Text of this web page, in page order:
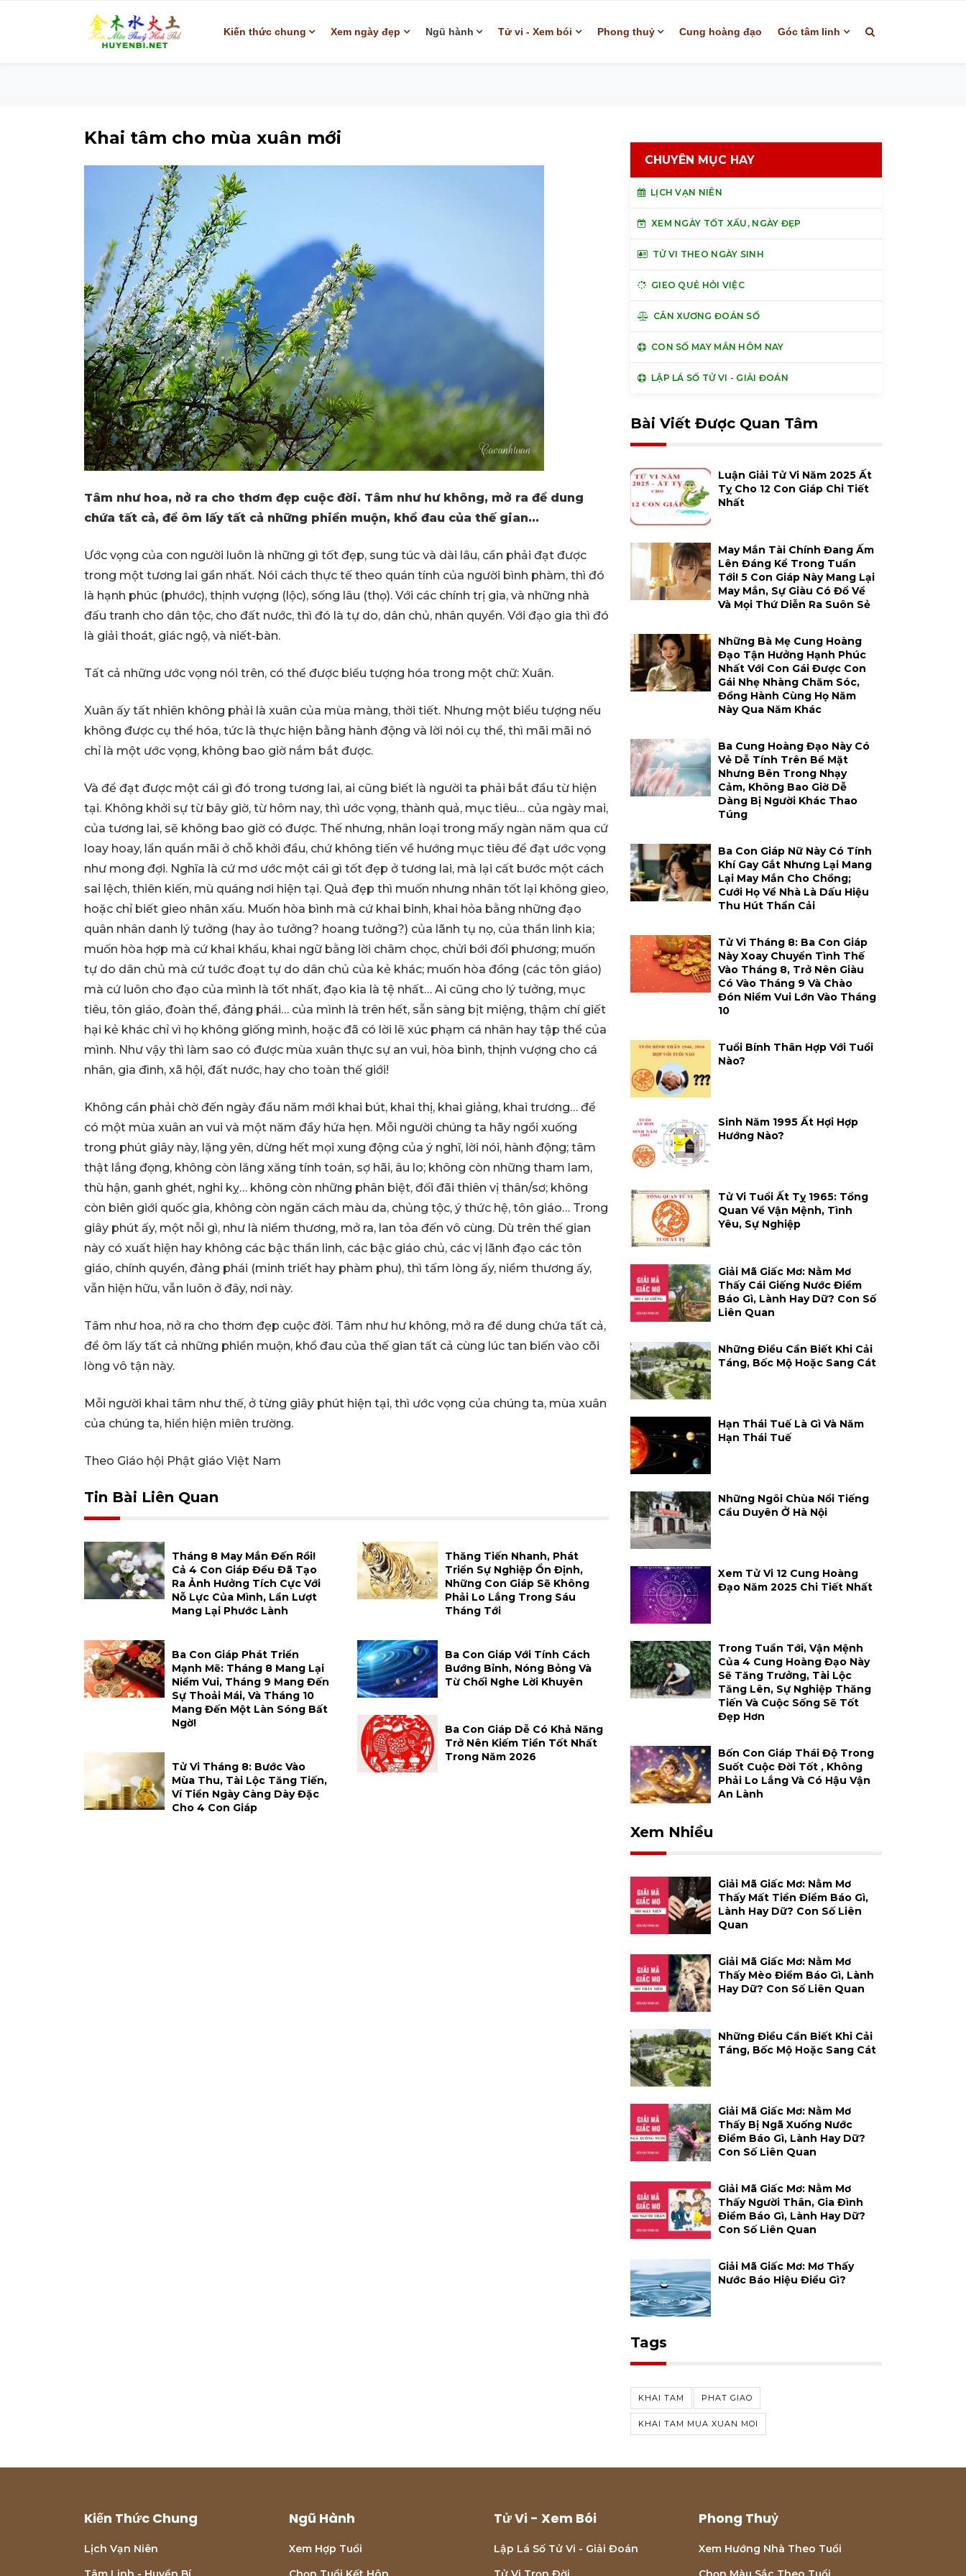
Kiến thức chung Xem ngày đẹp Ngũ hành Tử vi - Xem bói Phong thuỷ Cung hoàng đạo Góc tâm linh
Khai tâm cho mùa xuân mới
Tâm như hoa, nở ra cho thơm đẹp cuộc đời. Tâm như hư không, mở ra để dung
chứa tất cả, để ôm lấy tất cả những phiền muộn, khổ đau của thế gian...
Ước vọng của con người luôn là những gì tốt đẹp, sung túc và dài lâu, cần phải đạt được
trong một tương lai gần nhất. Nói cách thực tế theo quán tính của người bình phàm, thì đó
là hạnh phúc (phước), thịnh vượng (lộc), sống lâu (thọ). Với các chính trị gia, và những nhà
đấu tranh cho dân tộc, cho đất nước, thì đó là tự do, dân chủ, nhân quyền. Với đạo gia thì đó
là giải thoát, giác ngộ, và niết-bàn.
Tất cả những ước vọng nói trên, có thể được biểu tượng hóa trong một chữ: Xuân.
Xuân ấy tất nhiên không phải là xuân của mùa màng, thời tiết. Nhưng một biểu tượng nếu
không được cụ thể hóa, tức là thực hiện bằng hành động và lời nói cụ thể, thì mãi mãi nó
chỉ là một ước vọng, không bao giờ nắm bắt được.
Và để đạt được một cái gì đó trong tương lai, ai cũng biết là người ta phải bắt đầu từ hiện
tại. Không khởi sự từ bây giờ, từ hôm nay, thì ước vọng, thành quả, mục tiêu… của ngày mai,
của tương lai, sẽ không bao giờ có được. Thế nhưng, nhân loại trong mấy ngàn năm qua cứ
loay hoay, lẩn quẩn mãi ở chỗ khởi đầu, chứ không tiến về hướng mục tiêu để đạt ước vọng
như mong đợi. Nghĩa là cứ mơ ước một cái gì tốt đẹp ở tương lai, mà lại cất bước một cách
sai lệch, thiên kiến, mù quáng nơi hiện tại. Quả đẹp thì muốn nhưng nhân tốt lại không gieo,
hoặc chỉ biết gieo nhân xấu. Muốn hòa bình mà cứ khai binh, khai hỏa bằng những đạo
quân nhân danh lý tưởng (hay ảo tưởng? hoang tưởng?) của lãnh tụ nọ, của thần linh kia;
muốn hòa hợp mà cứ khai khẩu, khai ngữ bằng lời châm chọc, chửi bới đối phương; muốn
tự do dân chủ mà cứ tước đoạt tự do dân chủ của kẻ khác; muốn hòa đồng (các tôn giáo)
mà cứ luôn cho đạo của mình là tốt nhất, đạo kia là tệ nhất… Ai cũng cho lý tưởng, mục
tiêu, tôn giáo, đoàn thể, đảng phái… của mình là trên hết, sẵn sàng bịt miệng, thậm chí giết
hại kẻ khác chỉ vì họ không giống mình, hoặc đã có lời lẽ xúc phạm cá nhân hay tập thể của
mình. Như vậy thì làm sao có được mùa xuân thực sự an vui, hòa bình, thịnh vượng cho cá
nhân, gia đình, xã hội, đất nước, hay cho toàn thế giới!
Không cần phải chờ đến ngày đầu năm mới khai bút, khai thị, khai giảng, khai trương… để
có một mùa xuân an vui và một năm đầy hứa hẹn. Mỗi người chúng ta hãy ngồi xuống
trong phút giây này, lặng yên, dừng hết mọi xung động của ý nghĩ, lời nói, hành động; tâm
thật lắng đọng, không còn lăng xăng tính toán, sợ hãi, âu lo; không còn những tham lam,
thù hận, ganh ghét, nghi kỵ… không còn những phân biệt, đối đãi thiên vị thân/sơ; không
còn biên giới quốc gia, không còn ngăn cách màu da, chủng tộc, ý thức hệ, tôn giáo… Trong
giây phút ấy, một nỗi gì, như là niềm thương, mở ra, lan tỏa đến vô cùng. Dù trên thế gian
này có xuất hiện hay không các bậc thần linh, các bậc giáo chủ, các vị lãnh đạo các tôn
giáo, chính quyền, đảng phái (minh triết hay phàm phu), thì tấm lòng ấy, niềm thương ấy,
vẫn hiện hữu, vẫn luôn ở đây, nơi này.
Tâm như hoa, nở ra cho thơm đẹp cuộc đời. Tâm như hư không, mở ra để dung chứa tất cả,
để ôm lấy tất cả những phiền muộn, khổ đau của thế gian tất cả cùng lúc tan biến vào cõi
lòng vô tận này.
Mỗi người khai tâm như thế, ở từng giây phút hiện tại, thì ước vọng của chúng ta, mùa xuân
của chúng ta, hiển hiện miên trường.
Theo Giáo hội Phật giáo Việt Nam
Tin Bài Liên Quan
Tháng 8 May Mắn Đến Rồi!
Cả 4 Con Giáp Đều Đã Tạo
Ra Ảnh Hưởng Tích Cực Với
Nỗ Lực Của Mình, Lần Lượt
Mang Lại Phước Lành
Ba Con Giáp Phát Triển
Mạnh Mẽ: Tháng 8 Mang Lại
Niềm Vui, Tháng 9 Mang Đến
Sự Thoải Mái, Và Tháng 10
Mang Đến Một Làn Sóng Bất
Ngờ!
Tử Vi Tháng 8: Bước Vào
Mùa Thu, Tài Lộc Tăng Tiến,
Ví Tiền Ngày Càng Dày Đặc
Cho 4 Con Giáp
Thăng Tiến Nhanh, Phát
Triển Sự Nghiệp Ổn Định,
Những Con Giáp Sẽ Không
Phải Lo Lắng Trong Sáu
Tháng Tới
Ba Con Giáp Với Tính Cách
Bướng Bỉnh, Nóng Bỏng Và
Từ Chối Nghe Lời Khuyên
Ba Con Giáp Dễ Có Khả Năng
Trở Nên Kiếm Tiền Tốt Nhất
Trong Năm 2026
CHUYÊN MỤC HAY
LỊCH VẠN NIÊN
XEM NGÀY TỐT XẤU, NGÀY ĐẸP
TỬ VI THEO NGÀY SINH
GIEO QUẺ HỎI VIỆC
CÂN XƯƠNG ĐOÁN SỐ
CON SỐ MAY MẮN HÔM NAY
LẬP LÁ SỐ TỬ VI - GIẢI ĐOÁN
Bài Viết Được Quan Tâm
Luận Giải Tử Vi Năm 2025 Ất
Tỵ Cho 12 Con Giáp Chi Tiết
Nhất
May Mắn Tài Chính Đang Ấm
Lên Đáng Kể Trong Tuần
Tới! 5 Con Giáp Này Mang Lại
May Mắn, Sự Giàu Có Đổ Về
Và Mọi Thứ Diễn Ra Suôn Sẻ
Những Bà Mẹ Cung Hoàng
Đạo Tận Hưởng Hạnh Phúc
Nhất Với Con Gái Được Con
Gái Nhẹ Nhàng Chăm Sóc,
Đồng Hành Cùng Họ Năm
Này Qua Năm Khác
Ba Cung Hoàng Đạo Này Có
Vẻ Dễ Tính Trên Bề Mặt
Nhưng Bên Trong Nhạy
Cảm, Không Bao Giờ Dễ
Dàng Bị Người Khác Thao
Túng
Ba Con Giáp Nữ Này Có Tính
Khí Gay Gắt Nhưng Lại Mang
Lại May Mắn Cho Chồng;
Cưới Họ Về Nhà Là Dấu Hiệu
Thu Hút Thần Cải
Tử Vi Tháng 8: Ba Con Giáp
Này Xoay Chuyển Tình Thế
Vào Tháng 8, Trở Nên Giàu
Có Vào Tháng 9 Và Chào
Đón Niềm Vui Lớn Vào Tháng
10
Tuổi Bính Thân Hợp Với Tuổi
Nào?
Sinh Năm 1995 Ất Hợi Hợp
Hướng Nào?
Tử Vi Tuổi Ất Tỵ 1965: Tổng
Quan Về Vận Mệnh, Tình
Yêu, Sự Nghiệp
Giải Mã Giấc Mơ: Nằm Mơ
Thấy Cái Giếng Nước Điềm
Báo Gì, Lành Hay Dữ? Con Số
Liên Quan
Những Điều Cần Biết Khi Cải
Táng, Bốc Mộ Hoặc Sang Cát
Hạn Thái Tuế Là Gì Và Năm
Hạn Thái Tuế
Những Ngôi Chùa Nổi Tiếng
Cầu Duyên Ở Hà Nội
Xem Tử Vi 12 Cung Hoàng
Đạo Năm 2025 Chi Tiết Nhất
Trong Tuần Tới, Vận Mệnh
Của 4 Cung Hoàng Đạo Này
Sẽ Tăng Trưởng, Tài Lộc
Tăng Lên, Sự Nghiệp Thăng
Tiến Và Cuộc Sống Sẽ Tốt
Đẹp Hơn
Bốn Con Giáp Thái Độ Trong
Suốt Cuộc Đời Tốt , Không
Phải Lo Lắng Và Có Hậu Vận
An Lành
Xem Nhiều
Giải Mã Giấc Mơ: Nằm Mơ
Thấy Mất Tiền Điềm Báo Gì,
Lành Hay Dữ? Con Số Liên
Quan
Giải Mã Giấc Mơ: Nằm Mơ
Thấy Mèo Điềm Báo Gì, Lành
Hay Dữ? Con Số Liên Quan
Những Điều Cần Biết Khi Cải
Táng, Bốc Mộ Hoặc Sang Cát
Giải Mã Giấc Mơ: Nằm Mơ
Thấy Bị Ngã Xuống Nước
Điềm Báo Gì, Lành Hay Dữ?
Con Số Liên Quan
Giải Mã Giấc Mơ: Nằm Mơ
Thấy Người Thân, Gia Đình
Điềm Báo Gì, Lành Hay Dữ?
Con Số Liên Quan
Giải Mã Giấc Mơ: Mơ Thấy
Nước Báo Hiệu Điều Gì?
Tags
KHAI TAM PHAT GIAO
KHAI TAM MUA XUAN MOI
Kiến Thức Chung
Lịch Vạn Niên
Ngũ Hành
Xem Hợp Tuổi
Tử Vi - Xem Bói
Lập Lá Số Tử Vi - Giải Đoán
Phong Thuỷ
Xem Hướng Nhà Theo Tuổi